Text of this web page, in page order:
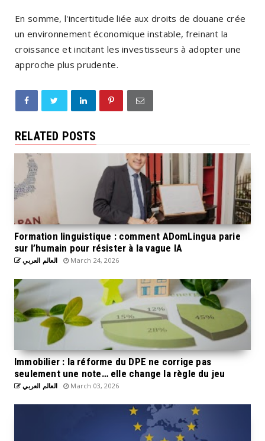
En somme, l'incertitude liée aux droits de douane crée
un environnement économique instable, freinant la
croissance et incitant les investisseurs à adopter une
approche plus prudente.
RELATED POSTS
Formation linguistique : comment ADomLingua parie
sur l’humain pour résister à la vague IA
العالم العربي March 24, 2026
Immobilier : la réforme du DPE ne corrige pas
seulement une note… elle change la règle du jeu
العالم العربي March 03, 2026